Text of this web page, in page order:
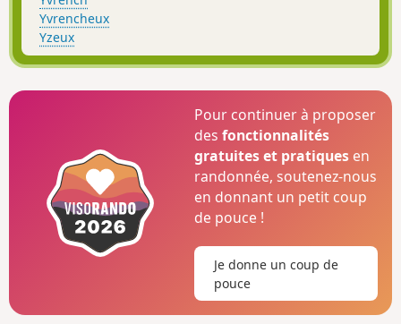
Yvrencheux
Yzeux
Pour continuer à proposer
desfonctionnalités
gratuites et pratiques en
randonnée, soutenez-nous
en donnant un petit coup
de pouce !
Je donne un coup de
pouce